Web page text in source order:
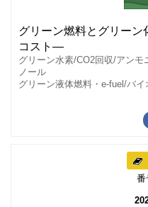
グリーン燃料とグリー
コスト―
グリーン水素/CO2回収/アンモ
ノール
グリーン液体燃料・e-fuel/バ
番